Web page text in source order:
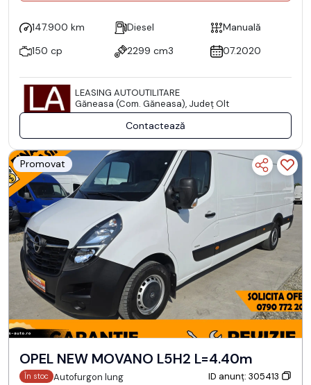
147.900 km Diesel
Manuală
150 cp
2299 cm3 07.2020
LEASING AUTOUTILITARE
Găneasa (Com. Găneasa), Județ Olt
Contactează
Promovat
OPEL NEW MOVANO L5H2 L=4.40m
În stoc Autofurgon lung ID anunț: 305413